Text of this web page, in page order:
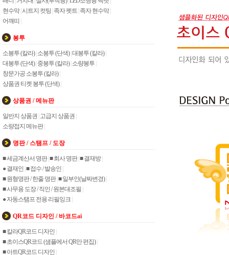
현수막| 시트지 컷팅 족자 펫트 족자 현수막|
어깨띠
봉투
소봉투 (칼라)| 소봉투 (단색)| 대봉투 (칼라)|
대봉투 (단색)| 중봉투 (칼라)| 소량봉투
창문가공 소봉투 (칼라)|
상품권 티켓 봉투 (단색)|
상품권 / 메뉴판
일반지 상품권 고급지 상품권
소량접지 메뉴판|
명판 / 스탬프 / 도장
■ 세금계산서 명판| ■ 회사 명판| ■ 결재방|
● 결재인 ■ 접수 / 발송인
■ 원형명판 / 한줄 명판| ■ 일부인(날짜변경)|
■ 사무용 도장 / 직인 / 원본대조필
● 자동스탬프 전용 리필잉크
QR코드 디자인 / 바코드ai
■ 칼라QR코드 디자인
■ 초이스QR코드 (샘플에서 QR만 편집)|
■ 아트QR코드 디자인